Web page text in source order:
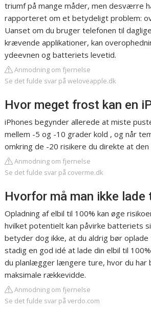
triumf på mange måder, men desværre
rapporteret om et betydeligt problem:
Uanset om du bruger telefonen til
krævende applikationer, kan
ydeevnen og batteriets levetid.
Anmodning om fjernelse
Se det fulde svar på weloveapple.dk
Hvor meget frost kan en
iPhones begynder allerede at miste
mellem -5 og -10 grader kold , og når
omkring de -20 risikere du direkte at
Anmodning om fjernelse
Se det fulde svar på coverme.dk
Hvorfor må man ikke lade
Opladning af elbil til 100% kan øge
hvilket potentielt kan påvirke batteriets
betyder dog ikke, at du aldrig bør
stadig en god idé at lade din elbil til
du planlægger længere ture, hvor du har
maksimale rækkevidde.
Anmodning om fjernelse
Se det fulde svar på verdo.com